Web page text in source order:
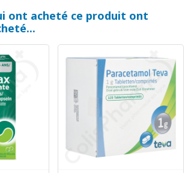
ont acheté ce produit ont